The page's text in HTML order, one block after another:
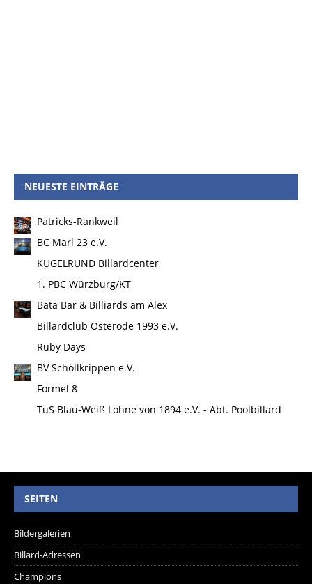
NEUESTE EINTRÄGE
Patricks-Rankweil
BC Marl 23 e.V.
KUGELRUND Billardcenter
1. PBC Würzburg/KT
Bata Bar & Billiards am Alex
Billardclub Osterode 1993 e.V.
Ruby Days
BV Schöllkrippen e.V.
Formel 8
TuS Blau-Weiß Lohne von 1894 e.V. - Abt. Poolbillard
SEITEN
Bildergalerien
Billard-Adressen
Champions